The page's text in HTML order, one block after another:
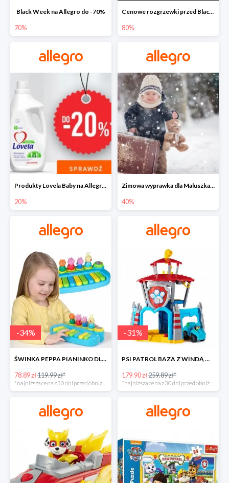
Black Week na Allegro do -70%
70%
Cenowe rozgrzewki przed Black Friday na Allegro do -80%
80%
Produkty Lovela Baby na Allegro do -20%
20%
Zimowa wyprawka dla Maluszka na Allegro do -40%
40%
-34%
ŚWINKA PEPPA PIANINKO DLA DZIECI -34%
78.89 zł119.99 zł*
-31%
PSI PATROL BAZA Z WINDĄ WIEŻA + POJAZD AUTO REX -30%
179.90 zł259.89 zł*